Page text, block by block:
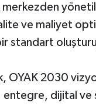
ve maliyet
standart
OYAK 2030
dijital ve